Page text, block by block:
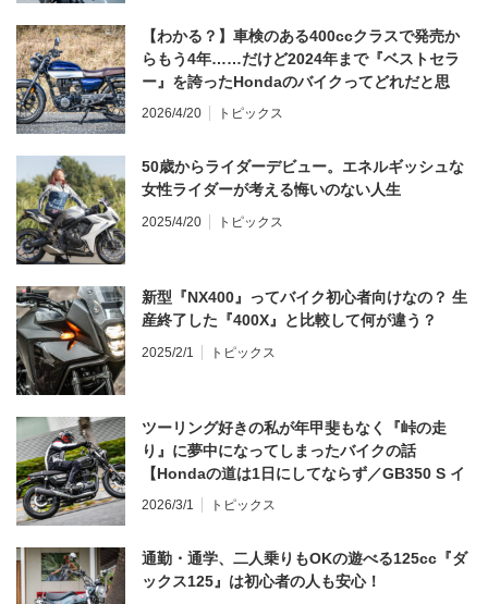
【わかる？】車検のある400ccクラスで発売か
らもう4年……だけど2024年まで『ベストセラ
ー』を誇ったHondaのバイクってどれだと思
う？
2026/4/20 トピックス
50歳からライダーデビュー。エネルギッシュな
女性ライダーが考える悔いのない人生
2025/4/20 トピックス
新型『NX400』ってバイク初心者向けなの？ 生
産終了した『400X』と比較して何が違う？
2025/2/1 トピックス
ツーリング好きの私が年甲斐もなく『峠の走
り』に夢中になってしまったバイクの話
【Hondaの道は1日にしてならず／GB350 S イ
ンプレ・レビュー 前編】
2026/3/1 トピックス
通勤・通学、二人乗りもOKの遊べる125cc『ダ
ックス125』は初心者の人も安心！